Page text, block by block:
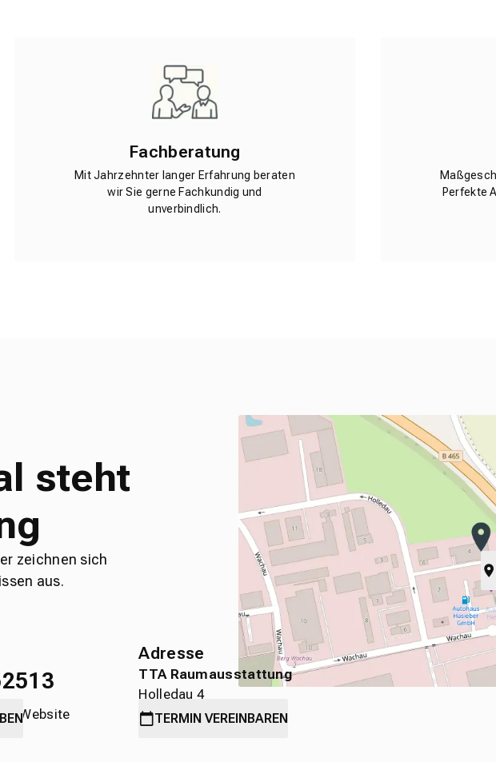
Fachberatung
Mit Jahrzehnter langer Erfahrung beraten
wir Sie gerne Fachkundig und
unverbindlich.
Perfekte
steht
zeichnen sich
aus.
Website
Adresse
TTA Raumausstattung
Holledau 4
89584 Ehingen
TERMIN VEREINBAREN